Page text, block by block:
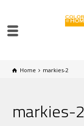
Home markies-2
markies-2